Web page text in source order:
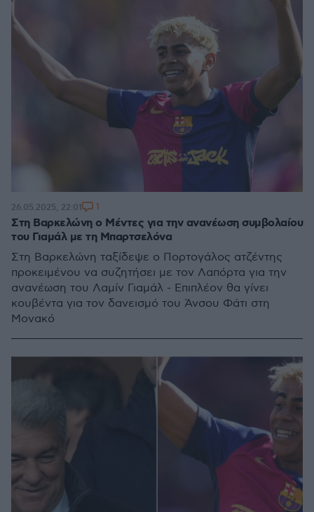
Στη Βαρκελώνη ο Μέντες για την ανανέωση συμβολαίου
του Γιαμάλ με τη Μπαρτσελόνα
Στη Βαρκελώνη ταξίδεψε ο Πορτογάλος ατζέντης
προκειμένου να συζητήσει με τον Λαπόρτα για την
ανανέωση του Λαμίν Γιαμάλ - Επιπλέον θα γίνει
κουβέντα για τον δανεισμό του Άνσου Φάτι στη
Μονακό
26.05.2025, 22:01 1